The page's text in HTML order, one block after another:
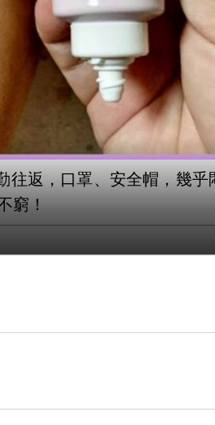
往返，口罩、安全帽，幾乎
窮！